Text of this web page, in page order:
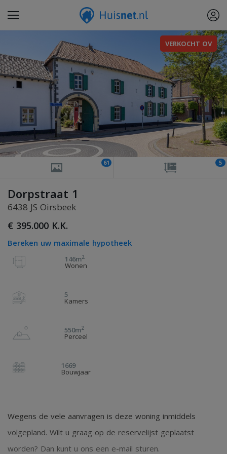
VERKOCHT OV
61 5
Dorpstraat 1
6438 JS Oirsbeek
€ 395.000 K.K.
Bereken uw maximale hypotheek
146m2
Wonen
5
Kamers
550m2
Perceel
1669
Bouwjaar
Wegens de vele aanvragen is deze woning inmiddels
volgepland. Wilt u graag op de reservelijst geplaatst
worden? Dan kunt u ons een e-mail sturen.